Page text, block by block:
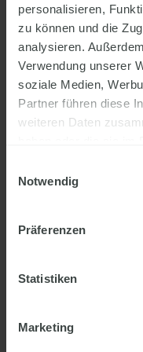
personalisieren,
zu können und die
analysieren.
Verwendung unserer
soziale Medien,
Partner führen diese
weiteren Daten
Notwendig
Präferenzen
Statistiken
Marketing
daran,
Unser
Selbstständigkeit
Incentive-Reisen.
bei eigenen
vertrieblicher und
IHK-Zertifikat.